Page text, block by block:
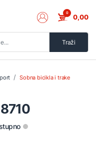
Traži
0 0,00
Sobna bicikla i trake